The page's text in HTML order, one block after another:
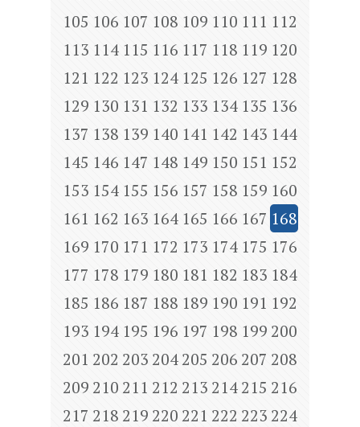
105 106 107 108 109 110 111 112
113 114 115 116 117 118 119 120
121 122 123 124 125 126 127 128
129 130 131 132 133 134 135 136
137 138 139 140 141 142 143 144
145 146 147 148 149 150 151 152
153 154 155 156 157 158 159 160
161 162 163 164 165 166 167 168
169 170 171 172 173 174 175 176
177 178 179 180 181 182 183 184
185 186 187 188 189 190 191 192
193 194 195 196 197 198 199 200
201 202 203 204205 206 207 208
209 210 211 212 213 214215 216
217 218 219 220 221 222 223 224